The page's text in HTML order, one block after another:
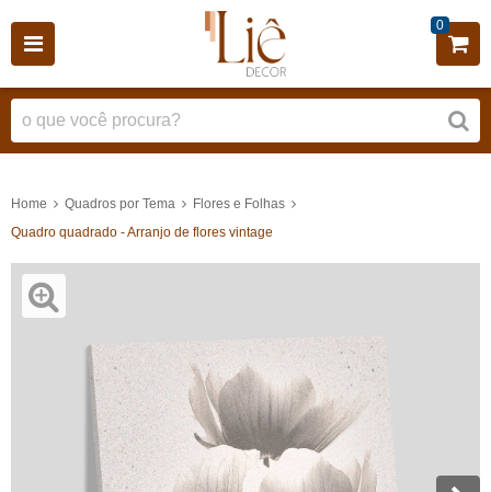
0
Home Quadros por Tema
Flores e Folhas
Quadro quadrado - Arranjo de flores vintage